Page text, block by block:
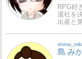
RPG好
退社を
出産と
島 み